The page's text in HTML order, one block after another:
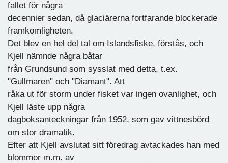
fallet för några
decennier sedan, då glaciärerna fortfarande blockerade
framkomligheten.
Det blev en hel del tal om Islandsfiske, förstås, och
Kjell nämnde några båtar
från Grundsund som sysslat med detta, t.ex.
"Gullmaren" och "Diamant". Att
råka ut för storm under fisket var ingen ovanlighet, och
Kjell läste upp några
dagboksanteckningar från 1952, som gav vittnesbörd
om stor dramatik.
Efter att Kjell avslutat sitt föredrag avtackades han med
blommor m.m. av